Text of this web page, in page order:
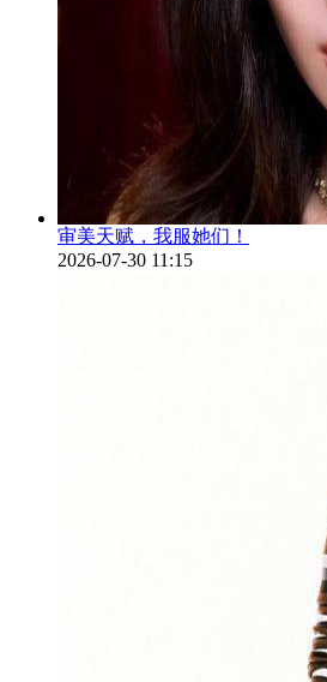
审美天赋，我服她们！
2026-07-30 11:15